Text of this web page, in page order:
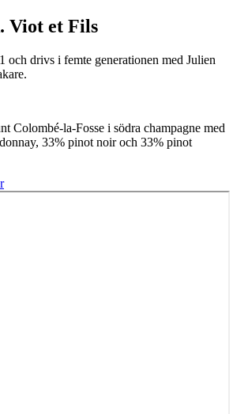
Viot et Fils
och drivs i femte generationen med Julien
Colombé-la-Fosse i södra champagne med
33% pinot noir och 33% pinot